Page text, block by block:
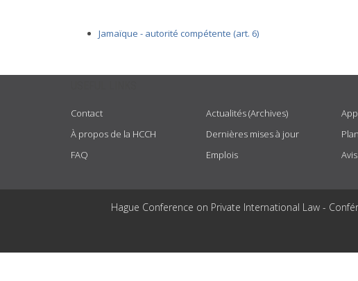
Jamaïque - autorité compétente (art. 6)
Contact
À propos de la HCCH
FAQ
Actualités (Archives)
Dernières mises à jour
Emplois
Hague Conference on Private International Law -